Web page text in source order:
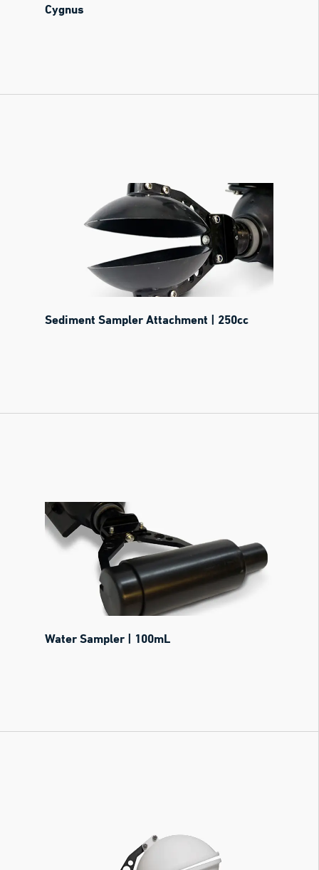
Cygnus
Sediment Sampler Attachment | 250cc
Water Sampler | 100mL